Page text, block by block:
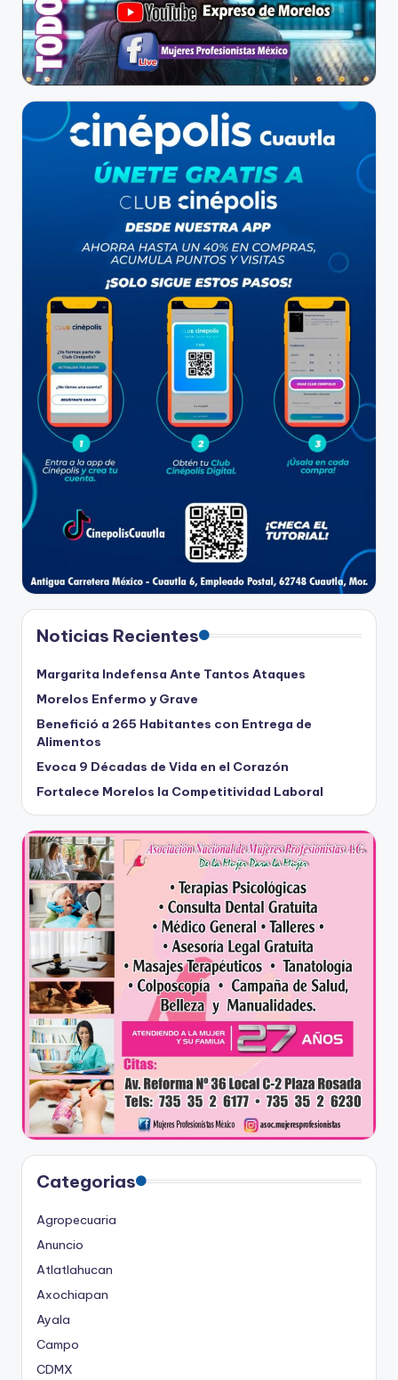
Noticias Recientes
Margarita Indefensa Ante Tantos Ataques
Morelos Enfermo y Grave
Benefició a 265 Habitantes con Entrega de
Alimentos
Evoca 9 Décadas de Vida en el Corazón
Fortalece Morelos la Competitividad Laboral
Categorias
Agropecuaria
Anuncio
Atlatlahucan
Axochiapan
Ayala
Campo
CDMX